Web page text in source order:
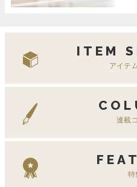
ITEM
アイテ
連載
特